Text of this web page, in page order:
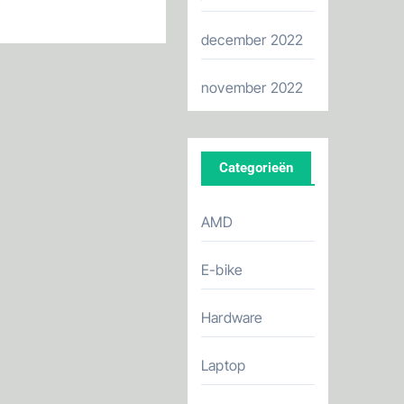
december 2022
november 2022
Categorieën
AMD
E-bike
Hardware
Laptop